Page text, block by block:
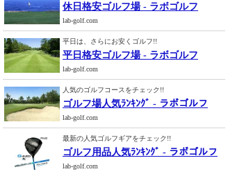
休日格安ゴルフ場 - ラボゴルフ
lab-golf.com
平日は、さらにお安くゴルフ!!
平日格安ゴルフ場 - ラボゴルフ
lab-golf.com
人気のゴルフコースをチェック!!
ゴルフ場人気ﾗﾝｷﾝｸﾞ - ラボゴルフ
lab-golf.com
最新の人気ゴルフギアをチェック!!
ゴルフ用品人気ﾗﾝｷﾝｸﾞ - ラボゴルフ
lab-golf.com